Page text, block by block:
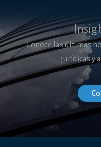
Conoce las últimas
jurídicas y